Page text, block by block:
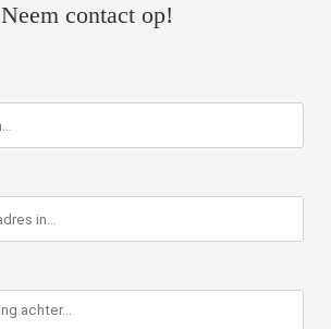
Neem contact op!